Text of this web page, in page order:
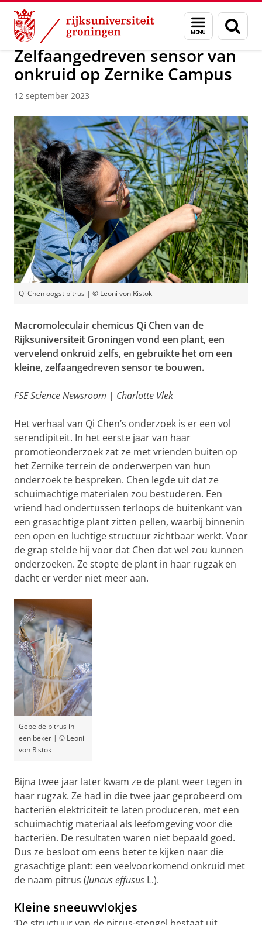
Skip
Content
Skip
Navigation
Menu
en
zoeken
Over ons Actueel Nieuws Nieuwsberichten
Zelfaangedreven sensor van
onkruid op Zernike Campus
12 september 2023
Qi Chen oogst pitrus | © Leoni von Ristok
Macromoleculair chemicus Qi Chen van de
Rijksuniversiteit Groningen vond een plant, een
vervelend onkruid zelfs, en gebruikte het om een
kleine, zelfaangedreven sensor te bouwen.
FSE Science Newsroom | Charlotte Vlek
Het verhaal van Qi Chen’s onderzoek is er een vol
serendipiteit. In het eerste jaar van haar
promotieonderzoek zat ze met vrienden buiten op
het Zernike terrein de onderwerpen van hun
onderzoek te bespreken. Chen legde uit dat ze
schuimachtige materialen zou bestuderen. Een
vriend had ondertussen terloops de buitenkant van
een grasachtige plant zitten pellen, waarbij binnenin
een open en luchtige structuur zichtbaar werkt. Voor
de grap stelde hij voor dat Chen dat wel zou kunnen
onderzoeken. Ze stopte de plant in haar rugzak en
dacht er verder niet meer aan.
Gepelde pitrus in
een beker | © Leoni
von Ristok
Bijna twee jaar later kwam ze de plant weer tegen in
haar rugzak. Ze had in die twee jaar geprobeerd om
bacteriën elektriciteit te laten produceren, met een
schuimachtig materiaal als leefomgeving voor die
bacteriën. De resultaten waren niet bepaald goed.
Dus ze besloot om eens beter te kijken naar die
grasachtige plant: een veelvoorkomend onkruid met
de naam pitrus (Juncus effusus L.).
Kleine sneeuwvlokjes